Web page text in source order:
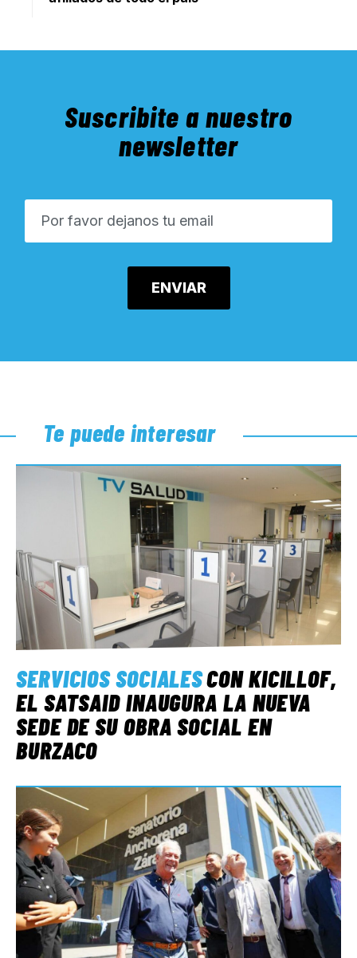
Suscribite a nuestro
newsletter
Te puede interesar
SERVICIOS SOCIALESCON KICILLOF,
EL SATSAID INAUGURA LA NUEVA
SEDE DE SU OBRA SOCIAL EN
BURZACO